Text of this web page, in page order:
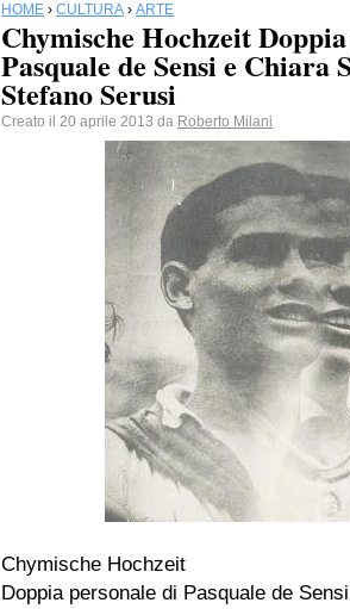
HOME › CULTURA › ARTE
Chymische Hochzeit
Pasquale de Sensi e Chiara
Stefano Serusi
Creato il 20 aprile 2013 da Roberto Milani
Chymische Hochzeit
Doppia personale di Pasquale de